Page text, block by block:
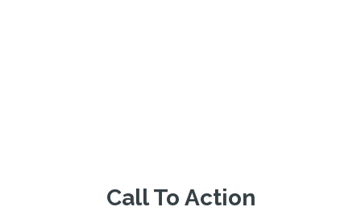
Call To Action